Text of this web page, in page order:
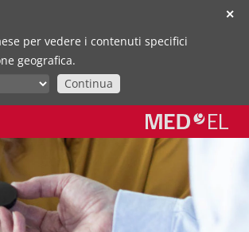
✕
per vedere i contenuti specifici
geografica.
Continua